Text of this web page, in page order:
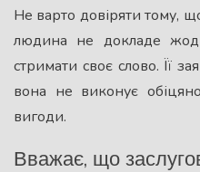
Не варто довіряти тому,
людина не докладе
стримати своє слово. Її
вона не виконує
вигоди.
Вважає, що